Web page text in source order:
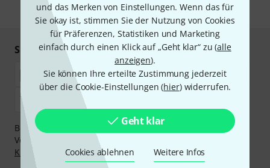
und das Merken von Einstellungen. Wenn das für
Sie okay ist, stimmen Sie der Nutzung von Cookies
für Präferenzen, Statistiken und Marketing
einfach durch einen Klick auf „Geht klar“ zu (alle
anzeigen).
Sie können Ihre erteilte Zustimmung jederzeit
über die Cookie-Einstellungen (hier) widerrufen.
Geht klar
Cookies ablehnen Weitere Infos
* Pflichtfeld
Sicher einkaufen & bezahlen
Bezahlen Sie vertraulich und sicher per Nachnahme,
Vorkasse, PayPal, Amazon Pay,
Klarna Ratenzahlungoder Kreditkarte.